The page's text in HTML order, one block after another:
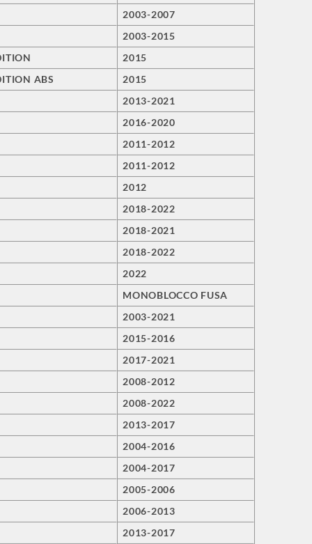
2003-2007
2003-2015
2015
ABS
2015
2013-2021
2016-2020
2011-2012
2011-2012
2012
2018-2022
2018-2021
2018-2022
2022
MONOBLOCCO FUSA
2003-2021
2015-2016
2017-2021
2008-2012
2008-2022
2013-2017
2004-2016
2004-2017
2005-2006
2006-2013
2013-2017